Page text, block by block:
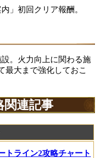
」初回クリア報酬。
。火力向上に関わる施
最大まで強化しておこ
関連記事
トライン2攻略チャート